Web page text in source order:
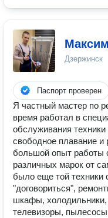
Дзержинск
Паспорт проверен
Я частный мастер по
время работал в
обслуживания
свободное плавание и
большой опыт работы
различных марок от
было еще той техники
"договориться",
шкафы,
телевизоры,